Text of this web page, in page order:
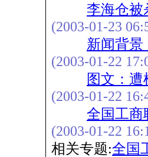
李海仓被
(2003-01-23
新闻背景
(2003-01-22
图文：
(2003-01-22
全国工商
(2003-01-22
相关专题:全国